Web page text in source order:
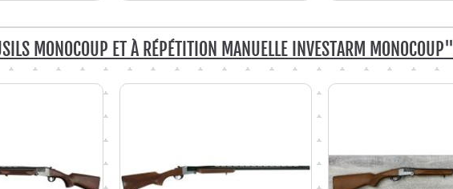
MONOCOUP ET À RÉPÉTITION MANUELLE INVESTARM MONOCOUP"